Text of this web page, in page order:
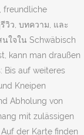
freundliche
วิว, บทความ, และ
ใจใน Schwäbisch
kann man draußen
Bis auf weiteres
Kneipen
Abholung von
mit zulässigen
der Karte finden